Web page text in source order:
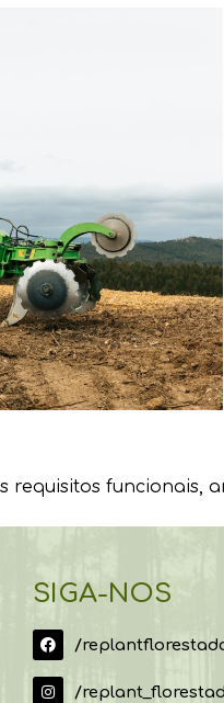
requisitos funcionais,
SIGA-NOS
/
/